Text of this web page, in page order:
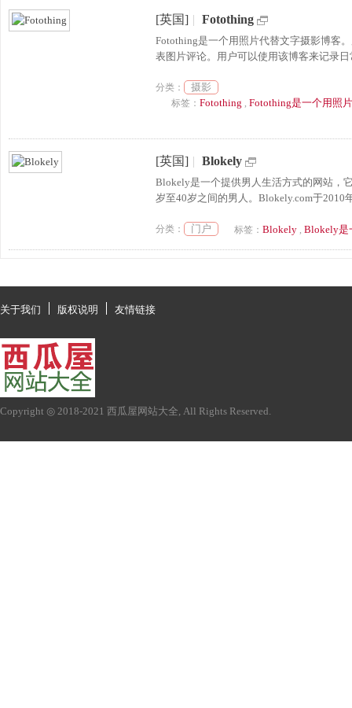
[英国] | Fotothing
Fotothing是一个用照片代替文字摄影博客
表图片评论。用户可以使用该博客来记录
分类： 摄影
标签： Fotothing , Fotothing是一个用照
[英国] | Blokely
Blokely是一个提供男人生活方式的网站，
岁至40岁之间的男人。Blokely.com于
分类： 门户 标签： Blokely , Blokely是
关于我们 版权说明 友情链接
Copyright ◎ 2018-2021 西瓜屋网站大全, All Rights Reserved.